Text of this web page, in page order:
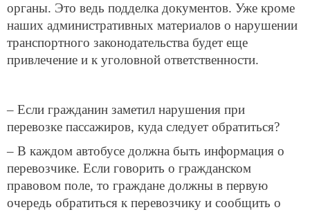
органы. Это ведь подделка документов. Уже кроме
наших административных материалов о нарушении
транспортного законодательства будет еще
привлечение и к уголовной ответственности.
– Если гражданин заметил нарушения при
перевозке пассажиров, куда следует обратиться?
– В каждом автобусе должна быть информация о
перевозчике. Если говорить о гражданском
правовом поле, то граждане должны в первую
очередь обратиться к перевозчику и сообщить о